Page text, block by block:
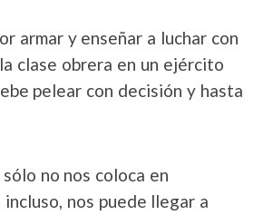
armar y enseñar a luchar con
clase obrera en un ejército
pelear con decisión y hasta
no nos coloca en
nos puede llegar a